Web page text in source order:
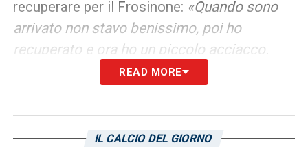
recuperare per il Frosinone: «Quando sono
arrivato non stavo benissimo, poi ho
recuperato e ora ho un piccolo acciacco.
Valutiamo domani per sabato»
LA PLAYLIST DELLE NOSTRE TOP NEWS
READ MORE
IL CALCIO DEL GIORNO